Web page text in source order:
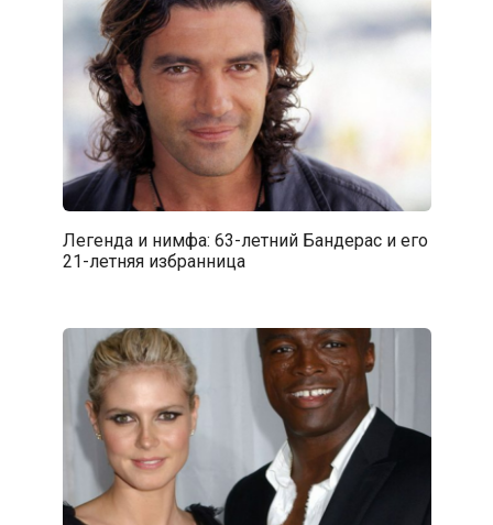
Легенда и нимфа: 63-летний Бандерас и его
21-летняя избранница